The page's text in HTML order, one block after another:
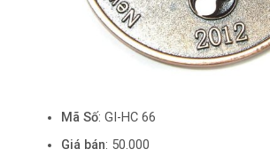
Mã Số: GI-HC 66
Giá bán: 50.000